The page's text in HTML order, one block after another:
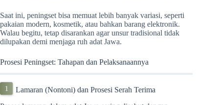
Saat ini, peningset bisa memuat lebih banyak variasi, seperti
pakaian modern, kosmetik, atau bahkan barang elektronik.
Walau begitu, tetap disarankan agar unsur tradisional tidak
dilupakan demi menjaga ruh adat Jawa.
Prosesi Peningset: Tahapan dan Pelaksanaannya
Lamaran (Nontoni) dan Prosesi Serah Terima